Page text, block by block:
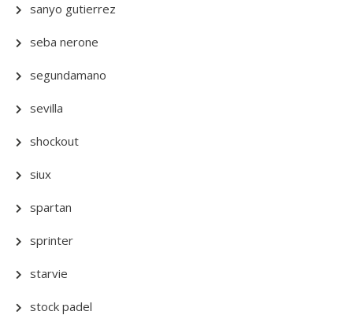
sanyo gutierrez
seba nerone
segundamano
sevilla
shockout
siux
spartan
sprinter
starvie
stock padel